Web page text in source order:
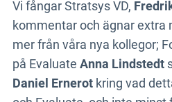
Vi fångar Stratsys VD,
kommentar och ägnar extra
mer från våra nya kollegor;
på Evaluate Anna Lindstedt
Daniel Ernerotkring vad